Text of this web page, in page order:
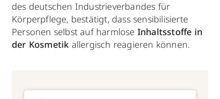
des deutschen Industrieverbandes für
Körperpflege, bestätigt, dass sensibilisierte
Personen selbst auf harmlose Inhaltsstoffe in
der Kosmetik allergisch reagieren können.